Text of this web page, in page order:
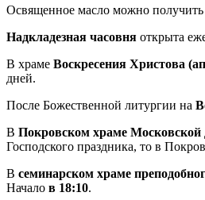
Освященное масло можно
Надкладезная часовня открыта
В храме Воскресения Христова
дней.
После Божественной литургии на
В Покровском храме Московской
Господского праздника, то в
В семинарском храме
Начало в 18:10.